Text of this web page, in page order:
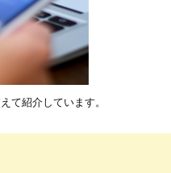
て紹介しています。